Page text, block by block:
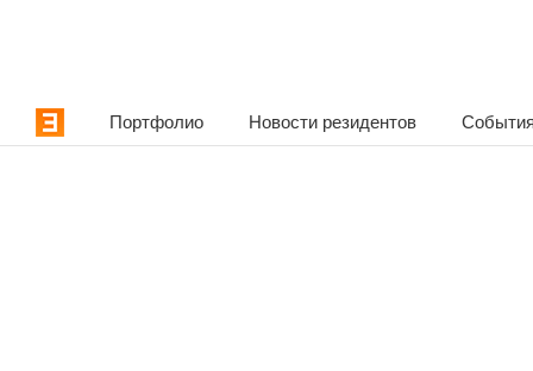
Портфолио Новости резидентов